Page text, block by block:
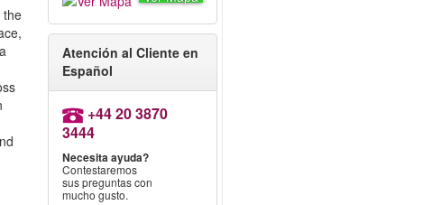
the
Atención al Cliente en
Español
+44 20 3870
3444
Necesita ayuda?
Contestaremos
sus preguntas con
mucho gusto.